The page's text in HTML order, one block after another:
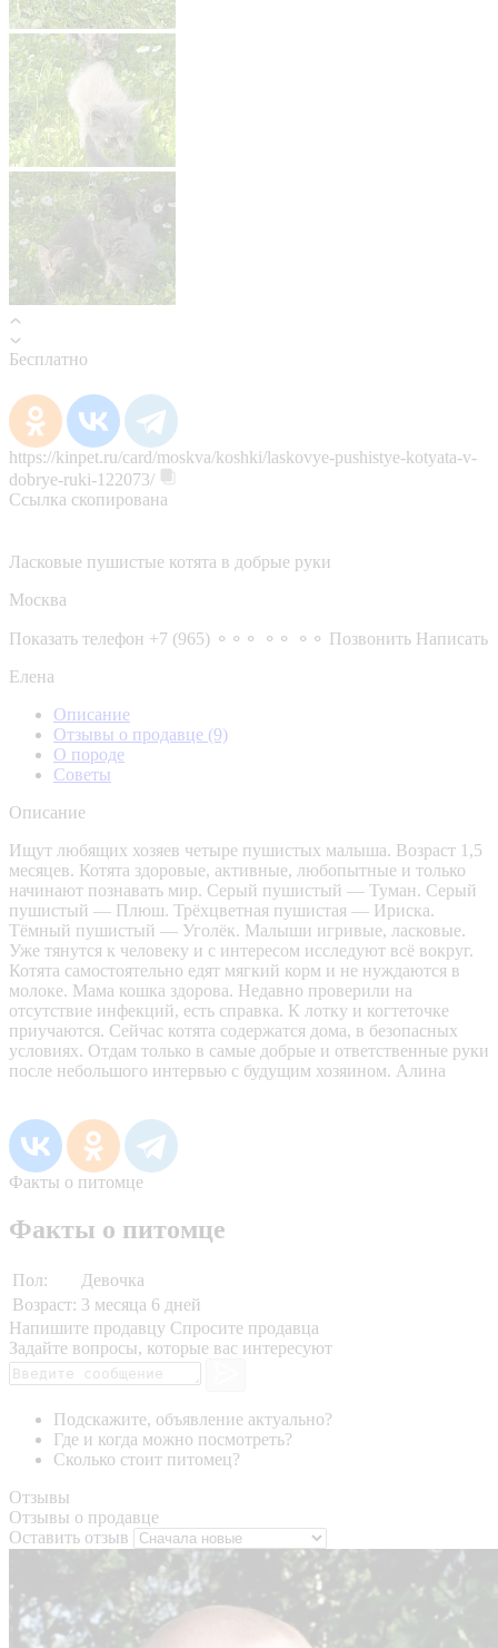
Бесплатно
https://kinpet.ru/card/moskva/koshki/laskovye-pushistye-kotyata-v-
dobrye-ruki-122073/
Ссылка скопирована
Ласковые пушистые котята в добрые руки
Москва
Показать телефон +7 (965) ⚬⚬⚬ ⚬⚬ ⚬⚬ Позвонить Написать
Елена
Описание
Отзывы о продавце (9)
О породе
Советы
Описание
Ищут любящих хозяев четыре пушистых малыша. Возраст 1,5
месяцев. Котята здоровые, активные, любопытные и только
начинают познавать мир. Серый пушистый — Туман. Серый
пушистый — Плюш. Трёхцветная пушистая — Ириска.
Тёмный пушистый — Уголёк. Малыши игривые, ласковые.
Уже тянутся к человеку и с интересом исследуют всё вокруг.
Котята самостоятельно едят мягкий корм и не нуждаются в
молоке. Мама кошка здорова. Недавно проверили на
отсутствие инфекций, есть справка. К лотку и когтеточке
приучаются. Сейчас котята содержатся дома, в безопасных
условиях. Отдам только в самые добрые и ответственные руки
после небольшого интервью с будущим хозяином. Алина
Факты о питомце
Факты о питомце
Пол:
Девочка
Возраст: 3 месяца 6 дней
Напишите продавцу Спросите продавца
Задайте вопросы, которые вас интересуют
Подскажите, объявление актуально?
Где и когда можно посмотреть?
Сколько стоит питомец?
Отзывы
Отзывы о продавце
Оставить отзыв